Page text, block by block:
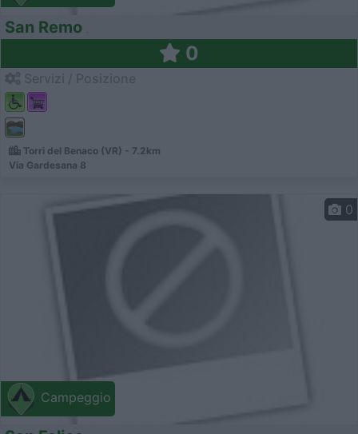
San Remo
0
Torri del Benaco (VR) - 7.2km
Via Gardesana 8
Campeggio
0